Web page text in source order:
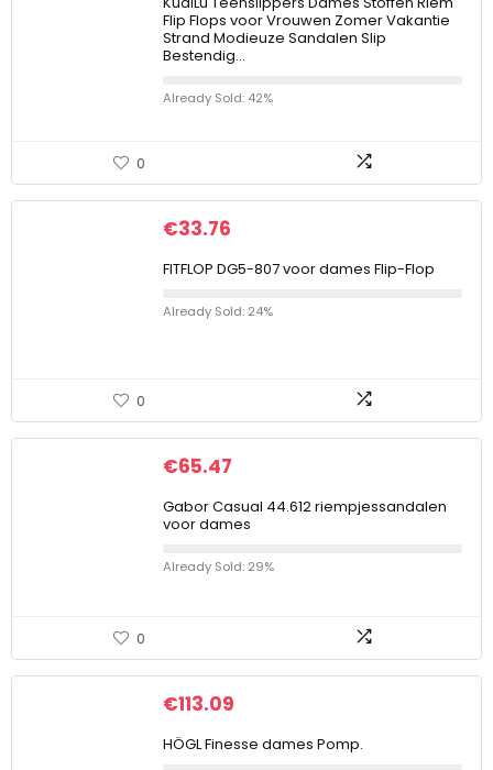
Flip Flops voor Vrouwen Zomer Vakantie
Strand Modieuze Sandalen Slip
Bestendig…
Already Sold: 42%
0
€33.76
FITFLOP DG5-807 voor dames Flip-Flop
Already Sold: 24%
0
€65.47
Gabor Casual 44.612 riempjessandalen
voor dames
Already Sold: 29%
0
€113.09
HÖGL Finesse dames Pomp.